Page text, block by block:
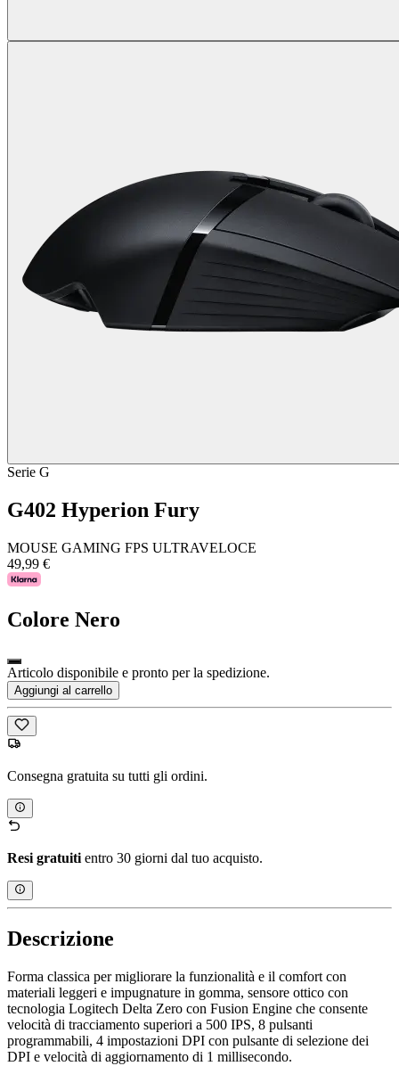
Serie G
G402 Hyperion Fury
MOUSE GAMING FPS ULTRAVELOCE
49,99 €
Colore Nero
Articolo disponibile e pronto per la spedizione.
Aggiungi al carrello
Consegna gratuita su tutti gli ordini.
Resi gratuiti entro 30 giorni dal tuo acquisto.
Descrizione
Forma classica per migliorare la funzionalità e il comfort con
materiali leggeri e impugnature in gomma, sensore ottico con
tecnologia Logitech Delta Zero con Fusion Engine che consente
velocità di tracciamento superiori a 500 IPS, 8 pulsanti
programmabili, 4 impostazioni DPI con pulsante di selezione dei
DPI e velocità di aggiornamento di 1 millisecondo.